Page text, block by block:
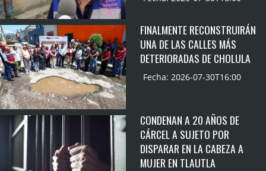
FINALMENTE RECONSTRUIRÁN
UNA DE LAS CALLES MÁS
DETERIORADAS DE CHOLULA
Fecha: 2026-07-30T16:00
CONDENAN A 20 AÑOS DE
CÁRCEL A SUJETO POR
DISPARAR EN LA CABEZA A
MUJER EN TLAUTLA